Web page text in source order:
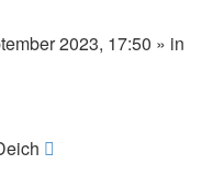
2023, 17:50 » in